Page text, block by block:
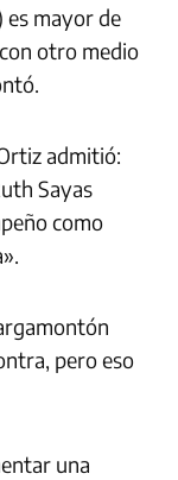
es mayor de
otro medio
admitió:
Sayas
como
pero eso
una